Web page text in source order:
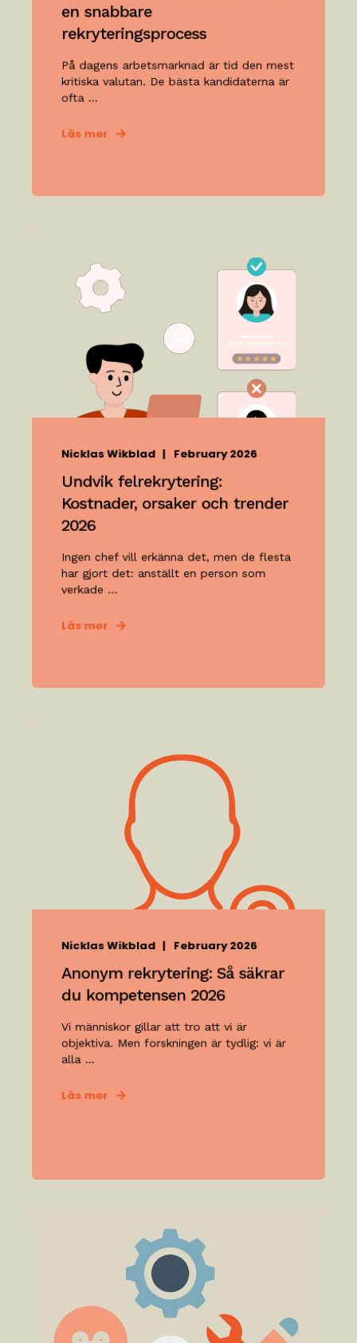
en snabbare
rekryteringsprocess
På dagens arbetsmarknad är tid den mest
kritiska valutan. De bästa kandidaterna är
ofta ...
Läs mer
Nicklas Wikblad February 2026
Undvik felrekrytering:
Kostnader, orsaker och trender
2026
Ingen chef vill erkänna det, men de flesta
har gjort det: anställt en person som
verkade ...
Läs mer
Nicklas Wikblad February 2026
Anonym rekrytering: Så säkrar
du kompetensen 2026
Vi människor gillar att tro att vi är
objektiva. Men forskningen är tydlig: vi är
alla ...
Läs mer